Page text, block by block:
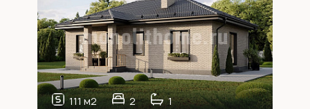
111 м2 2 1